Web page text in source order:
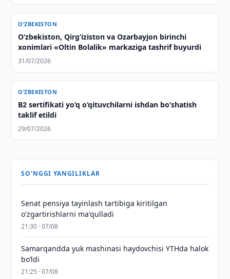
O‘ZBEKISTON
O‘zbekiston, Qirg‘iziston va Ozarbayjon birinchi
xonimlari «Oltin Bolalik» markaziga tashrif buyurdi
31/07/2026
O‘ZBEKISTON
B2 sertifikati yo‘q o‘qituvchilarni ishdan bo‘shatish
taklif etildi
29/07/2026
SO'NGGI YANGILIKLAR
Senat pensiya tayinlash tartibiga kiritilgan
o'zgartirishlarni ma'qulladi
21:30 · 07/08
Samarqandda yuk mashinasi haydovchisi YTHda halok
bo‘ldi
21:25 · 07/08